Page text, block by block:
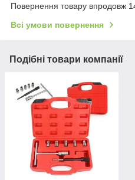
Повернення товару впродовж
Всі умови повернення
Подібні товари компанії